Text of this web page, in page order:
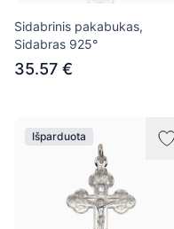
Sidabrinis pakabukas,
Sidabras 925°
35.57 €
Išparduota